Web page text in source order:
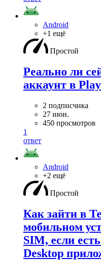
Android
+1 ещё
Простой
Реально ли
аккаунт в
2 подписчика
27 июн.
450 просмотров
1
ответ
Android
+2 ещё
Простой
Как зайти в
мобильном
SIM, если
Desktop